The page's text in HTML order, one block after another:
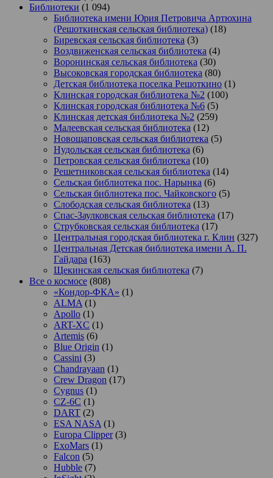
Библиотеки (1 094)
Библиотека имени Юрия Петровича Артюхина
(Решоткинская сельская библиотека) (18)
Биревская сельская библиотека (3)
Воздвиженская сельская библиотека (4)
Воронинская сельская библиотека (30)
Высоковская городская библиотека (80)
Детская библиотека поселка Решоткино (1)
Клинская городская библиотека №2 (100)
Клинская городская библиотека №6 (5)
Клинская детская библиотека №2 (259)
Малеевская сельская библиотека (12)
Новощаповская сельская библиотека (5)
Нудольская сельская библиотека (6)
Петровская сельская библиотека (10)
Решетниковская сельская библиотека (14)
Сельская библиотека пос. Нарынка (6)
Сельская библиотека пос. Чайковского (5)
Слободская сельская библиотека (13)
Спас-Заулковская сельская библиотека (17)
Струбковская сельская библиотека (17)
Центральная городская библиотека г. Клин (327)
Центральная Детская библиотека имени А. П.
Гайдара (163)
Щекинская сельская библиотека (7)
Все о космосе (808)
«Кондор-ФКА» (1)
ALMA (1)
Apollo (1)
ART-XC (1)
Artemis (6)
Blue Origin (1)
Cassini (3)
Chandrayaan (1)
Crew Dragon (17)
Cygnus (1)
CZ-6C (1)
DART (2)
ESA NASA (1)
Europa Clipper(3)
ExoMars (1)
Falcon (5)
Hubble (7)